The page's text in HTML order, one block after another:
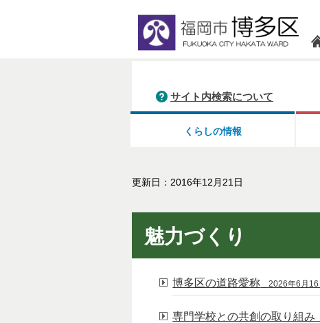
サイト内検索について
くらしの情報
更新日：2016年12月21日
魅力づくり
博多区の道路愛称 2026年6月16
専門学校との共創の取り組み